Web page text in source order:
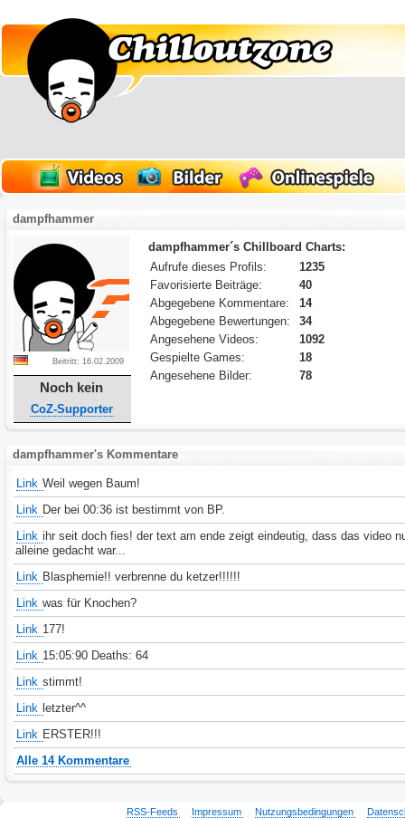
dampfhammer
Beitritt: 16.02.2009
Noch kein
CoZ-Supporter
dampfhammer´s Chillboard Charts:
Aufrufe dieses Profils:
1235
Favorisierte Beiträge:
40
Abgegebene Kommentare:
14
Abgegebene Bewertungen:
34
Angesehene Videos:
1092
Gespielte Games:
18
Angesehene Bilder:
78
dampfhammer's Kommentare
Link Weil wegen Baum!
Link Der bei 00:36 ist bestimmt von BP.
Link ihr seit doch fies! der text am ende zeigt eindeutig, dass das video
alleine gedacht war...
Link Blasphemie!! verbrenne du ketzer!!!!!!
Link was für Knochen?
Link 177!
Link 15:05:90 Deaths: 64
Link stimmt!
Link letzter^^
Link ERSTER!!!
Alle 14 Kommentare
RSS-Feeds Impressum Nutzungsbedingungen